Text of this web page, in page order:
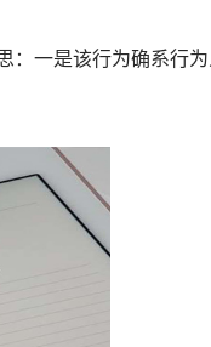
一是该行为确系行